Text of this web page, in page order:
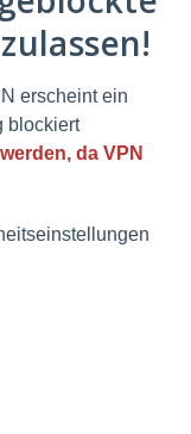
erscheint ein
blockiert
da VPN